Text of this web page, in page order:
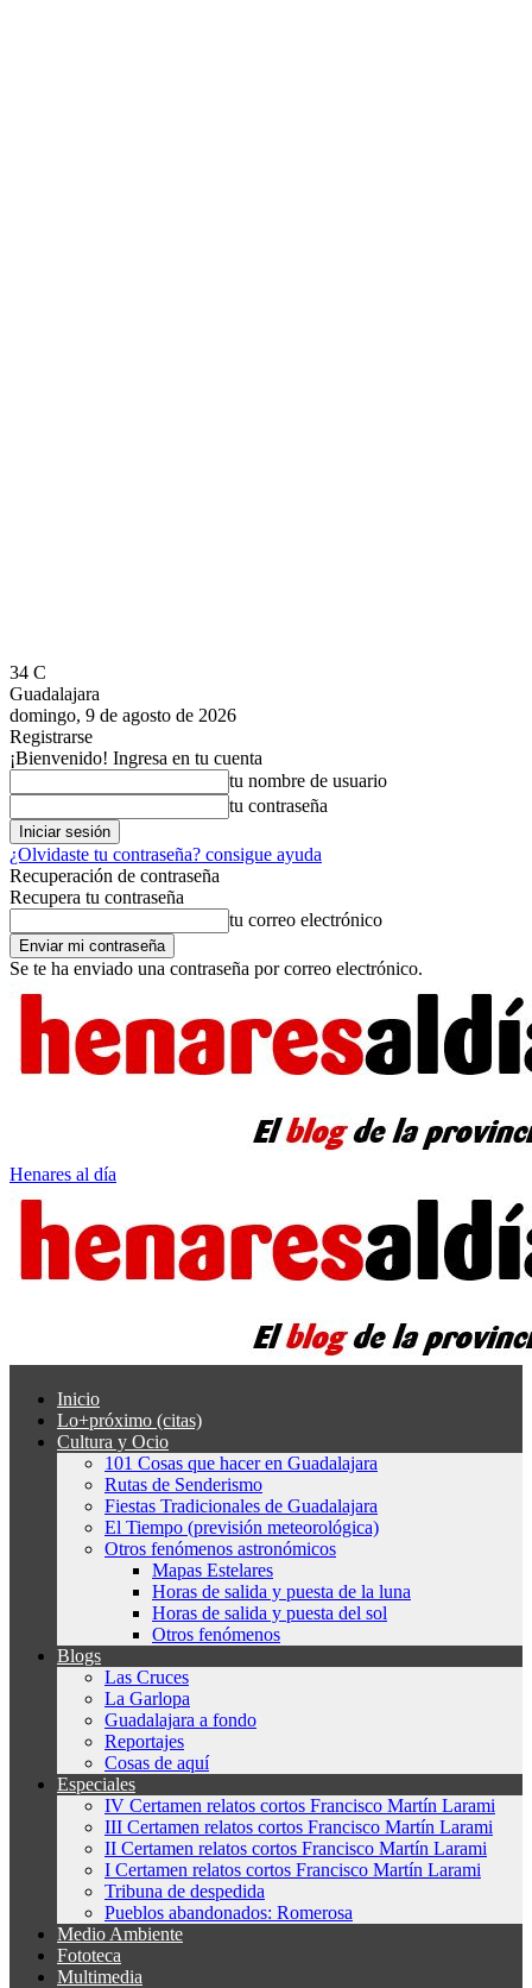
34 C
Guadalajara
domingo, 9 de agosto de 2026
Registrarse
¡Bienvenido! Ingresa en tu cuenta
tu nombre de usuario
tu contraseña
¿Olvidaste tu contraseña? consigue ayuda
Recuperación de contraseña
Recupera tu contraseña
tu correo electrónico
Se te ha enviado una contraseña por correo electrónico.
Henares al día
Inicio
Lo+próximo (citas)
Cultura y Ocio
101 Cosas que hacer en Guadalajara
Rutas de Senderismo
Fiestas Tradicionales de Guadalajara
El Tiempo (previsión meteorológica)
Otros fenómenos astronómicos
Mapas Estelares
Horas de salida y puesta de la luna
Horas de salida y puesta del sol
Otros fenómenos
Blogs
Las Cruces
La Garlopa
Guadalajara a fondo
Reportajes
Cosas de aquí
Especiales
IV Certamen relatos cortos Francisco Martín Larami
III Certamen relatos cortos Francisco Martín Larami
II Certamen relatos cortos Francisco Martín Larami
I Certamen relatos cortos Francisco Martín Larami
Tribuna de despedida
Pueblos abandonados: Romerosa
Medio Ambiente
Fototeca
Multimedia